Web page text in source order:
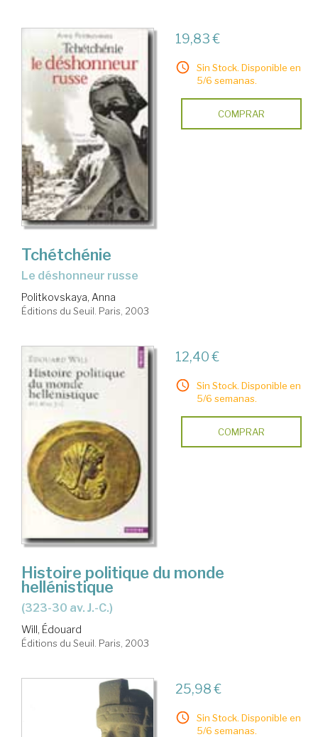
19,83 €
Sin Stock. Disponible en
5/6 semanas.
COMPRAR
Tchétchénie
le déshonneur russe
Politkovskaya, Anna
Éditions du Seuil. Paris, 2003
12,40 €
Sin Stock. Disponible en
5/6 semanas.
COMPRAR
Histoire politique du monde
hellénistique
(323-30 av. J.-C.)
Will, Édouard
Éditions du Seuil. Paris, 2003
25,98 €
Sin Stock. Disponible en
5/6 semanas.